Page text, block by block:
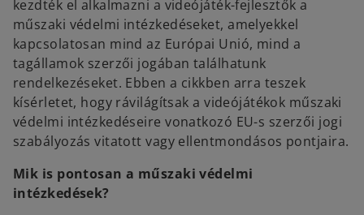
kezdték el alkalmazni a videójáték-fejlesztők a
műszaki védelmi intézkedéseket, amelyekkel
kapcsolatosan mind az Európai Unió, mind a
tagállamok szerzői jogában találhatunk
rendelkezéseket. Ebben a cikkben arra teszek
kísérletet, hogy rávilágítsak a videójátékok műszaki
védelmi intézkedéseire vonatkozó EU-s szerzői jogi
szabályozás vitatott vagy ellentmondásos pontjaira.
Mik is pontosan a műszaki védelmi
intézkedések?